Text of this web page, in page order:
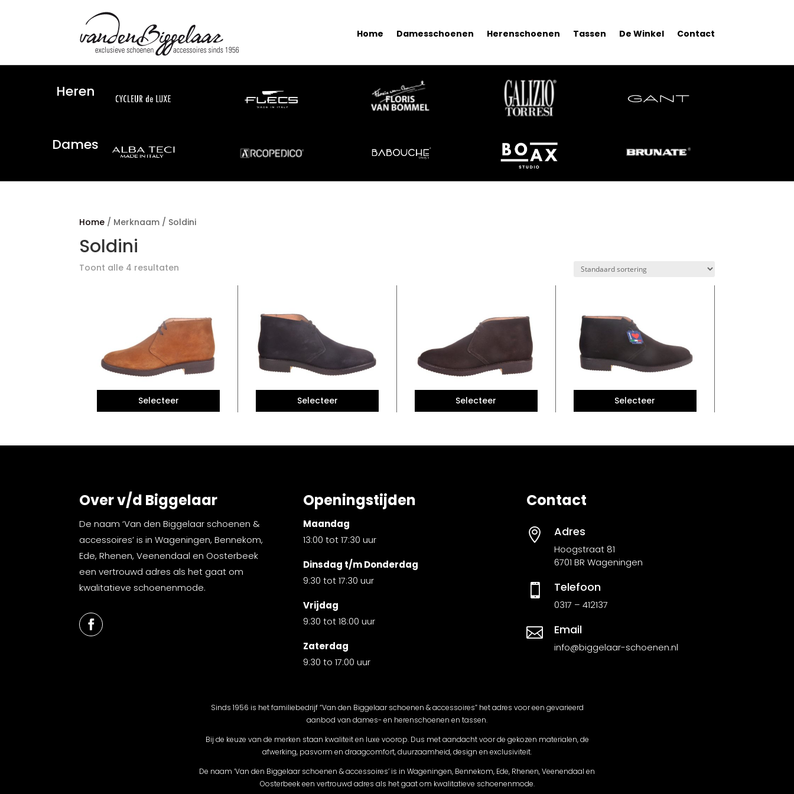
Home Damesschoenen Herenschoenen Tassen De Winkel Contact
Heren
Dames
Home / Merknaam / Soldini
Soldini
Toont alle 4 resultaten
Over v/d Biggelaar
De naam ‘Van den Biggelaar schoenen &
accessoires’ is in Wageningen, Bennekom,
Ede, Rhenen, Veenendaal en Oosterbeek
een vertrouwd adres als het gaat om
kwalitatieve schoenenmode.
Openingstijden
Maandag
13:00 tot 17:30 uur
Dinsdag t/m Donderdag
9:30 tot 17:30 uur
Vrijdag
9:30 tot 18:00 uur
Zaterdag
9:30 to 17:00 uur
Contact
 Adres
Hoogstraat 81
6701 BR Wageningen
 Telefoon
0317 – 412137
 Email
info@biggelaar-schoenen.nl
Sinds 1956 is het familiebedrijf “Van den Biggelaar schoenen & accessoires” het adres voor een gevarieerd
aanbod van dames- en herenschoenen en tassen.
Bij de keuze van de merken staan kwaliteit en luxe voorop. Dus met aandacht voor de gekozen materialen, de
afwerking, pasvorm en draagcomfort, duurzaamheid, design en exclusiviteit.
De naam ‘Van den Biggelaar schoenen & accessoires’ is in Wageningen, Bennekom, Ede, Rhenen, Veenendaal en
Oosterbeek een vertrouwd adres als het gaat om kwalitatieve schoenenmode.